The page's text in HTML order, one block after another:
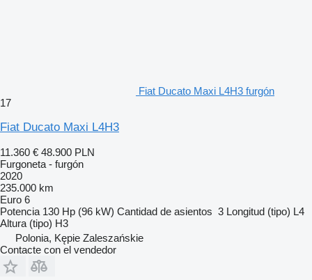
Fiat Ducato Maxi L4H3 furgón
17
Fiat Ducato Maxi L4H3
11.360 € 48.900 PLN
Furgoneta - furgón
2020
235.000 km
Euro 6
Potencia 130 Hp (96 kW) Cantidad de asientos 3 Longitud (tipo) L4
Altura (tipo) H3
Polonia, Kępie Zaleszańskie
Contacte con el vendedor